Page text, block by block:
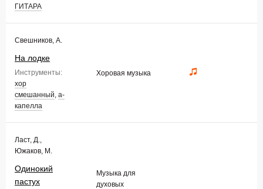
ГИТАРА
Свешников, А.
На лодке
Инструменты:
хор
смешанный, а-
капелла
Хоровая музыка
Ласт, Д.,
Южаков, М.
Одинокий
пастух
Музыка для
духовых